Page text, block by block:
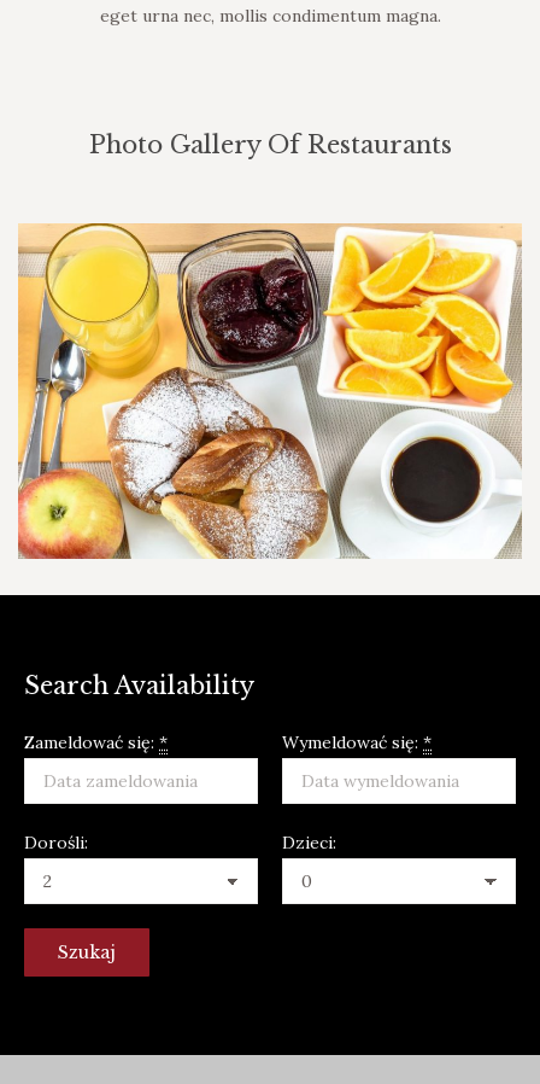
eget urna nec, mollis condimentum magna.
Photo Gallery Of Restaurants
Search Availability
Zameldować się: * Wymeldować się: *
Dorośli: Dzieci: